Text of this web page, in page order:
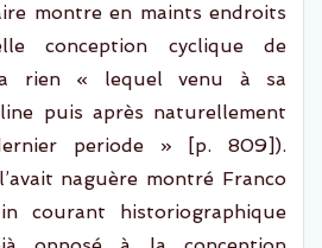
montre en maints endroits
conception cyclique de
rien « lequel venu à sa
puis après naturellement
periode» [p. 809]).
naguère montré Franco
courant historiographique